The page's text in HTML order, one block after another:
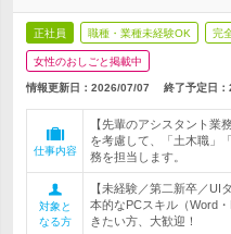
正社員 職種・業種未経験OK 完
女性のおしごと掲載中
情報更新日：2026/07/07 終了予定日：
仕事内容
【先輩のアシスタント業
を考慮して、「土木職」
務を担当します。
対象と
なる方
【未経験／第二新卒／UI
本的なPCスキル（Word
きたい方、大歓迎！